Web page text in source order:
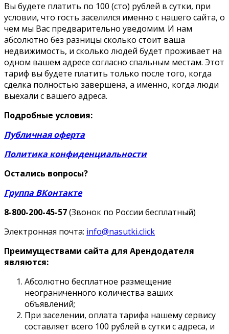
Вы будете платить по 100 (сто) рублей в сутки, при
условии, что гость заселился именно с нашего сайта, о
чем мы Вас предварительно уведомим. И нам
абсолютно без разницы сколько стоит ваша
недвижимость, и сколько людей будет проживает на
одном вашем адресе согласно спальным местам. Этот
тариф вы будете платить только после того, когда
сделка полностью завершена, а именно, когда люди
выехали с вашего адреса.
Подробные условия:
Публичная оферта
Политика конфиденциальности
Остались вопросы?
Группа ВКонтакте
8-800-200-45-57(Звонок по России бесплатный)
Электронная почта: info@nasutki.click
Преимуществами сайта для Арендодателя
являются:
Абсолютно бесплатное размещение
неограниченного количества ваших
объявлений;
При заселении, оплата тарифа нашему сервису
составляет всего 100 рублей в сутки с адреса, и